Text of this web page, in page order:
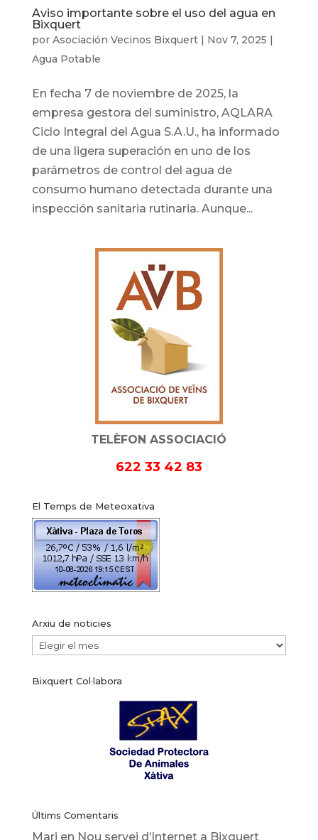
Aviso importante sobre el uso del agua en
Bixquert
por Asociación Vecinos Bixquert| Nov 7, 2025 |
Agua Potable
En fecha 7 de noviembre de 2025, la
empresa gestora del suministro, AQLARA
Ciclo Integral del Agua S.A.U., ha informado
de una ligera superación en uno de los
parámetros de control del agua de
consumo humano detectada durante una
inspección sanitaria rutinaria. Aunque...
TELÈFON ASSOCIACIÓ
622 33 42 83
El Temps de Meteoxativa
Arxiu de noticies
Arxiu
noticies
Bixquert Col·labora
Últims Comentaris
Mari en Nou servei d’Internet a Bixquert